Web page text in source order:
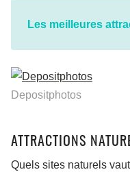
Les meilleures
Depositphotos
ATTRACTIONS
Quels sites naturels